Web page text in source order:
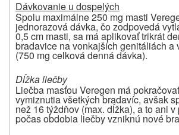
Dávkovanie u dospelých
Spolu maximálne 250 mg masti
jednorazová dávka, čo zodpovedá
0,5 cm masti, sa má aplikovať trikrát
bradavice na vonkajších genitáliách a
(750 mg celková denná dávka).
Dĺžka liečby
Liečba masťou Veregen má
vymiznutia všetkých bradavíc, avšak
než 16 týždňov (max. dĺžka), a to ani
počas obdobia liečby vzniknú nové